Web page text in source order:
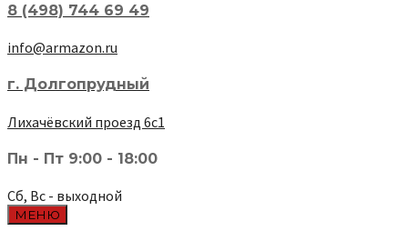
8 (498) 744 69 49
info@armazon.ru
г. Долгопрудный
Лихачёвский проезд 6с1
Пн - Пт 9:00 - 18:00
Сб, Вс - выходной
МЕНЮ